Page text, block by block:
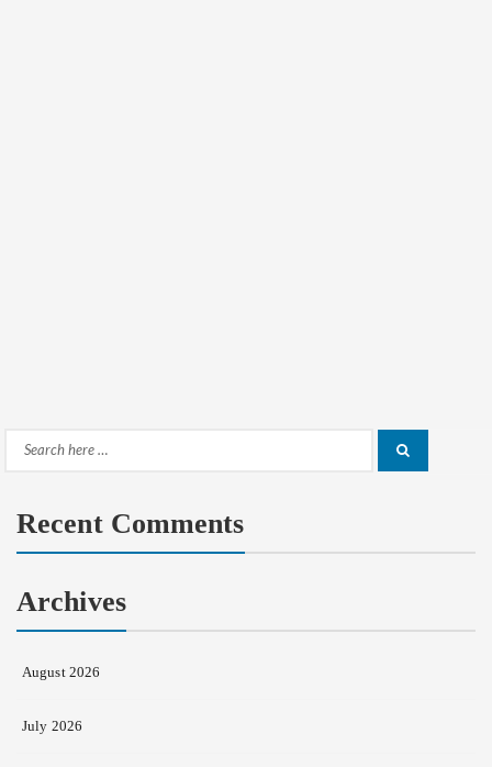
Search
Recent Comments
Archives
August 2026
July 2026